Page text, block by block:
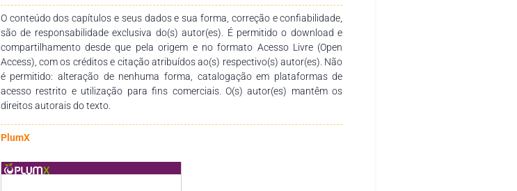
a dosagem em média requerida por essa gramínea é de 576 kg.ha-1 de P2O5.
O conteúdo dos capítulos e seus dados e sua forma, correção e confiabilidade,
são de responsabilidade exclusiva do(s) autor(es). É permitido o download e
compartilhamento desde que pela origem e no formato Acesso Livre (Open
Access), com os créditos e citação atribuídos ao(s) respectivo(s) autor(es). Não
é permitido: alteração de nenhuma forma, catalogação em plataformas de
acesso restrito e utilização para fins comerciais. O(s) autor(es) mantêm os
direitos autorais do texto.
PlumX